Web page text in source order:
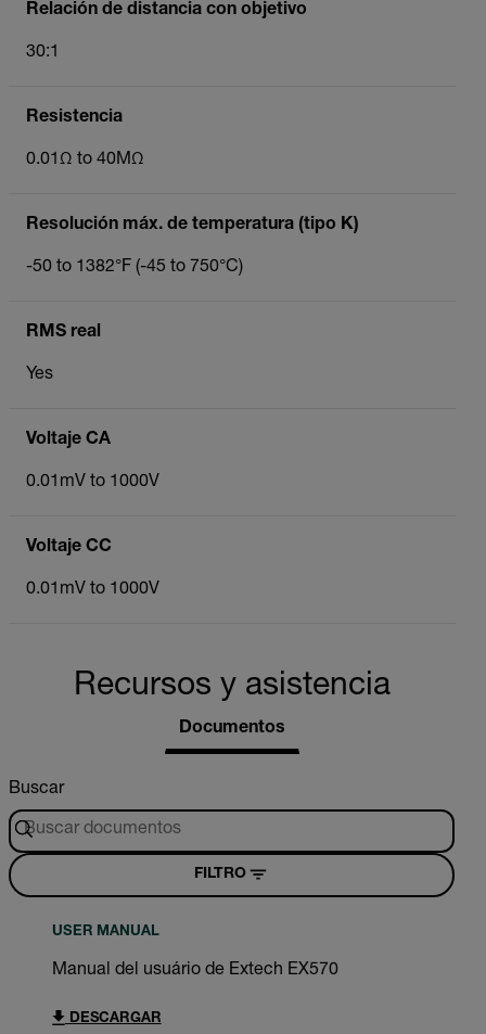
Relación de distancia con objetivo
30:1
Resistencia
0.01Ω to 40MΩ
Resolución máx. de temperatura (tipo K)
-50 to 1382°F (-45 to 750°C)
RMS real
Yes
Voltaje CA
0.01mV to 1000V
Voltaje CC
0.01mV to 1000V
Recursos y asistencia
Documentos
Buscar
FILTRO
USER MANUAL
Manual del usuário de Extech EX570
DESCARGAR